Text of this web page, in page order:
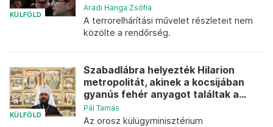
KÜLFÖLD
Aradi Hanga Zsófia
A terrorelhárítási művelet részleteit nem
közölte a rendőrség.
KÜLFÖLD
Szabadlábra helyezték Hilarion
metropolitát, akinek a kocsijában
gyanús fehér anyagot találtak a...
Pál Tamás
Az orosz külügyminisztérium